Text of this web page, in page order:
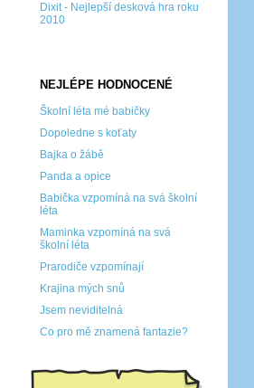
Dixit - Nejlepší desková hra roku
2010
NEJLÉPE HODNOCENÉ
Školní léta mé babičky
Dopoledne s koťaty
Bajka o žábě
Panda a opice
Babička vzpomíná na svá školní
léta
Maminka vzpomíná na svá
školní léta
Prarodiče vzpomínají
Krajina mých snů
Jsem neviditelná
Co pro mě znamená fantazie?